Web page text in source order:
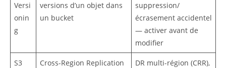
Versi
onin
g
versions d’un objet dans
un bucket
suppression/
écrasement accidentel
— activer avant de
modifier
S3
Cross-Region Replication
DR multi-région (CRR),